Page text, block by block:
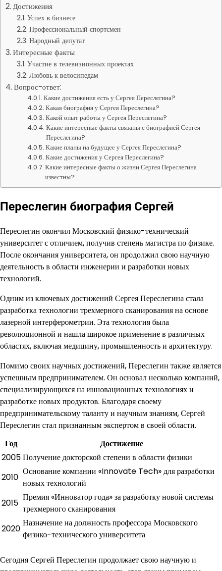
Достижения
Успех в бизнесе
Профессиональный спортсмен
Народный депутат
Интересные факты
Участие в телевизионных проектах
Любовь к велосипедам
Вопрос-ответ:
Какие достижения есть у Сергея Переслегина?
Какая биография у Сергея Переслегина?
Какой опыт работы у Сергея Переслегина?
Какие интересные факты связаны с биографией Сергея
Переслегина?
Какие планы на будущее у Сергея Переслегина?
Какие достижения у Сергея Переслегина?
Какие интересные факты о жизни Сергея Переслегина
известны?
Переслегин биография Сергей
Переслегин окончил Московский физико-технический
университет с отличием, получив степень магистра по физике.
После окончания университета, он продолжил свою научную
деятельность в области инженерии и разработки новых
технологий.
Одним из ключевых достижений Сергея Переслегина стала
разработка технологии трехмерного сканирования на основе
лазерной интерферометрии. Эта технология была
революционной и нашла широкое применение в различных
областях, включая медицину, промышленность и архитектуру.
Помимо своих научных достижений, Переслегин также является
успешным предпринимателем. Он основал несколько компаний,
специализирующихся на инновационных технологиях и
разработке новых продуктов. Благодаря своему
предпринимательскому таланту и научным знаниям, Сергей
Переслегин стал признанным экспертом в своей области.
Год
Достижение
2005Получение докторской степени в области физики
2010
Основание компании «Innovate Tech» для разработки
новых технологий
2015
Премия «Инноватор года» за разработку новой системы
трехмерного сканирования
2020
Назначение на должность профессора Московского
физико-технического университета
Сегодня Сергей Переслегин продолжает свою научную и